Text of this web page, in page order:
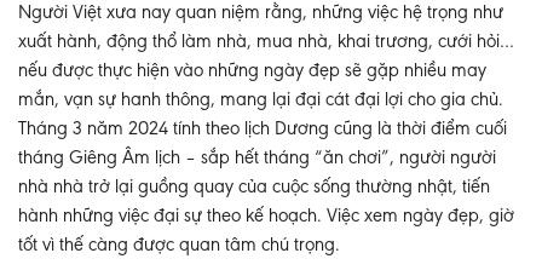
Người Việt xưa nay quan niệm rằng, những việc hệ trọng như
xuất hành, động thổ làm nhà, mua nhà, khai trương, cưới hỏi…
nếu được thực hiện vào những ngày đẹp sẽ gặp nhiều may
mắn, vạn sự hanh thông, mang lại đại cát đại lợi cho gia chủ.
Tháng 3 năm 2024 tính theo lịch Dương cũng là thời điểm cuối
tháng Giêng Âm lịch – sắp hết tháng “ăn chơi”, người người
nhà nhà trở lại guồng quay của cuộc sống thường nhật, tiến
hành những việc đại sự theo kế hoạch. Việc xem ngày đẹp, giờ
tốt vì thế càng được quan tâm chú trọng.